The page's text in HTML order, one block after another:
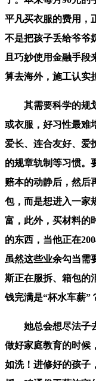
平凡买衣服的费用，
不是把孩子丢给爷爷
且巧妙使用金融手
算去海外，施工认实
其需要科学的规划
或衣服，好习性最难
爱长、连合友好、爱
的规章轨制等习惯。
赔本的动静后，然后
包，而是想进入一家
富，此外，买材料的
的东西，当他正在
虽然这些业余勾当需
斯正在服拆、箱包的
钱完满是“杯水车薪”
她总会想尽法子去
做好家庭教育的时候
如洗！进修好的孩子